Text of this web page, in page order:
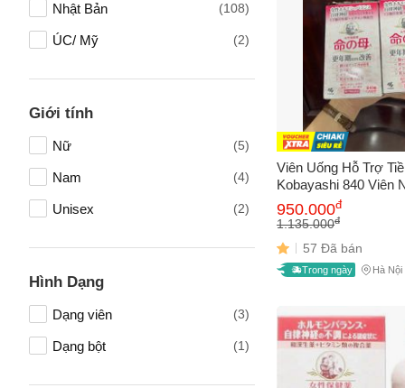
Bổ gan
Đồ dùng cho bé (1)
Chăm sóc răng miệng (1)
Chăm sóc, vệ sinh nhà cửa (1)
Sắt Bổ Máu (1)
Hỗ trợ giảm ho
Thiết bị - Phụ kiện số (1)
Viên uống tăng khả năng thụ
(1)
Nhật Bản (108)
ÚC/ Mỹ (2)
Giới tính
Nữ (5)
Nam (4)
Unisex (2)
Hình Dạng
Dạng viên (3)
Dạng bột (1)
Viên Uống Hỗ Trợ
Kobayashi 840 Viên
Chính Hãng
950.000đ
1.135.000đ
57 Đã bán
Trong ngày Hà Nội
Số
Email
Mô tả